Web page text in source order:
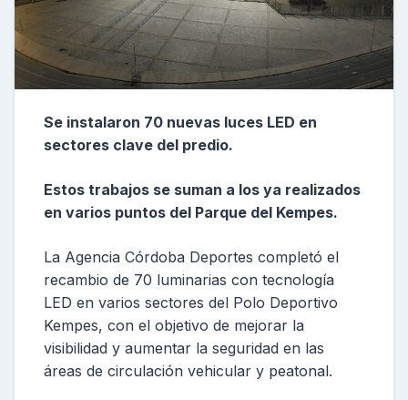
Se instalaron 70 nuevas luces LED en
sectores clave del predio.
Estos trabajos se suman a los ya realizados
en varios puntos del Parque del Kempes.
La Agencia Córdoba Deportes completó el
recambio de 70 luminarias con tecnología
LED en varios sectores del Polo Deportivo
Kempes, con el objetivo de mejorar la
visibilidad y aumentar la seguridad en las
áreas de circulación vehicular y peatonal.